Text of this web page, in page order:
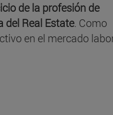
de la profesión de
del Real Estate. Como
en el mercado